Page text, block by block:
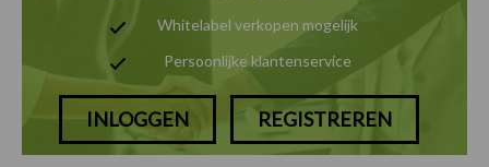
Whitelabel verkopen mogelijk
Persoonlijke klantenservice
INLOGGEN REGISTREREN